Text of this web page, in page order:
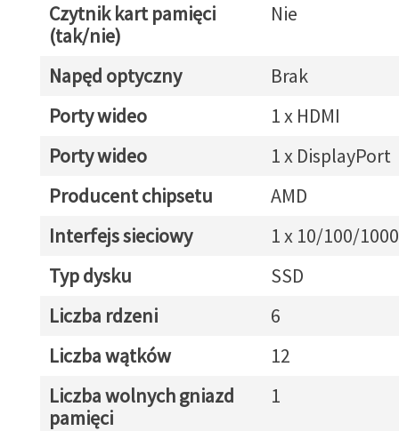
Czytnik kart pamięci
(tak/nie)
Nie
Napęd optyczny
Brak
Porty wideo
1 x HDMI
Porty wideo
1 x DisplayPort
Producent chipsetu
AMD
Interfejs sieciowy
1 x 10/100/
Typ dysku
SSD
Liczba rdzeni
6
Liczba wątków
12
Liczba wolnych gniazd
pamięci
1